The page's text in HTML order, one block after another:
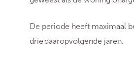
De periode heeft maximaal
drie daaropvolgende jaren.